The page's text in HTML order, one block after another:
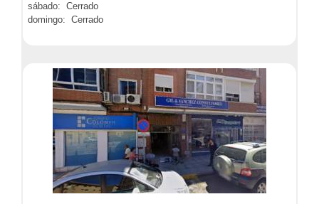
sábado: Cerrado
domingo: Cerrado